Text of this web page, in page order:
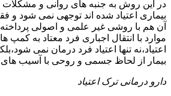
در این روش به جنبه های روانی و
بیماری اعتیاد شده اند توجهی نمی شود و
آن هم با روشی غیر علمی و اصولی
موارد با انتقال اجباری فرد معتاد به کمپ
اعتیاد،نه تنها اعتیاد فرد درمان نمی
بیمار از لحاظ جسمی و روحی با آسیب
دارو درمانی ترک اعتیاد